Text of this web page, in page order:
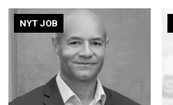
NYT JOB